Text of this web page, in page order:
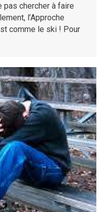
pas chercher à faire
l’Approche
comme le ski ! Pour